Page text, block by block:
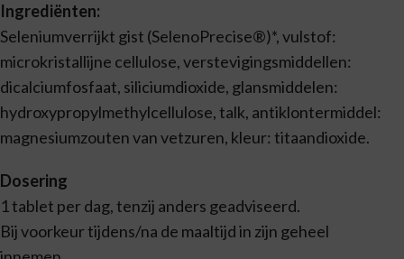
Ingrediënten:
Seleniumverrijkt gist (SelenoPrecise®)*, vulstof:
microkristallijne cellulose, verstevigingsmiddellen:
dicalciumfosfaat, siliciumdioxide, glansmiddelen:
hydroxypropylmethylcellulose, talk, antiklontermiddel:
magnesiumzouten van vetzuren, kleur: titaandioxide.
Dosering
1 tablet per dag, tenzij anders geadviseerd.
Bij voorkeur tijdens/na de maaltijd in zijn geheel